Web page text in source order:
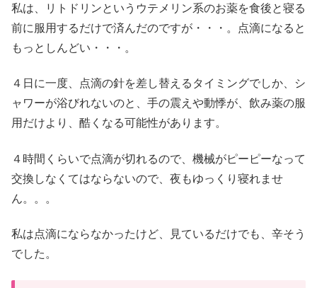
私は、リトドリンというウテメリン系のお薬を食後と寝る
前に服用するだけで済んだのですが・・・。点滴になると
もっとしんどい・・・。
４日に一度、点滴の針を差し替えるタイミングでしか、シ
ャワーが浴びれないのと、手の震えや動悸が、飲み薬の服
用だけより、酷くなる可能性があります。
４時間くらいで点滴が切れるので、機械がピーピーなって
交換しなくてはならないので、夜もゆっくり寝れませ
ん。。。
私は点滴にならなかったけど、見ているだけでも、辛そう
でした。